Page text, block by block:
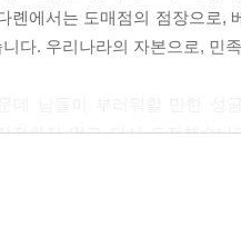
롄에서는 도매점의 점장으로,
다. 우리나라의 자본으로, 민
절하지 않고 다시 도전했습
하고 꿈의 지평을 넓히는 데 이